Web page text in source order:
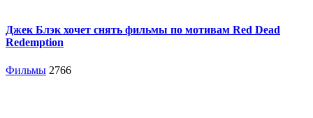
Джек Блэк хочет снять фильмы по мотивам Red Dead
Redemption
Фильмы 2766